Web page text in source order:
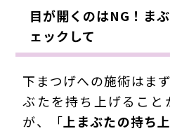
目が開くのはNG！ま
ェックして
下まつげへの施術はま
ぶたを持ち上げること
が、「上まぶたの持ち